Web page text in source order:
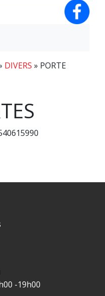
DIVERS » PORTE
-19h00